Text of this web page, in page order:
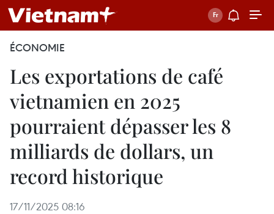
ÉCONOMIE
Les exportations de café
vietnamien en 2025
pourraient dépasser les 8
milliards de dollars, un
record historique
17/11/2025 08:16